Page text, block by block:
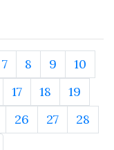
7 8 9
10
17 18
19
26 27
28